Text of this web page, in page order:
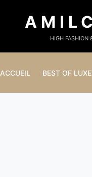
HIGH FASHION
ACCUEIL BEST OF LUXE